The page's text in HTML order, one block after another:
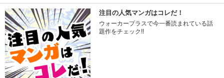
注目の人気マンガはコレだ！
ウォーカープラスで今一番読まれている話
題作をチェック!!